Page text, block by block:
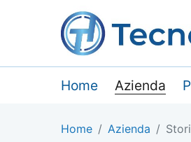
Home Azienda
Home Azienda